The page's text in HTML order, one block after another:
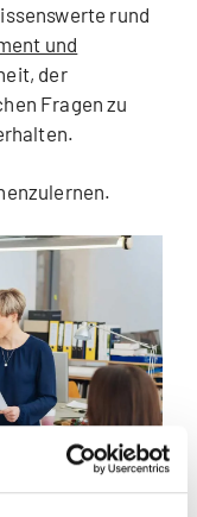
rund
und
der
Fragen zu